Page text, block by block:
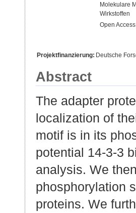
Molekulare
Wirkstoffen
Open
Projektfinanzierung: Deutsche
Abstract
The adapter
localization of
motif is in its
potential 14-3-3
analysis. We
phosphorylation
proteins. We